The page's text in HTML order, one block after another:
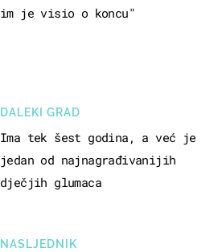
im je visio o koncu"
DALEKI GRAD
Ima tek šest godina, a već je
jedan od najnagrađivanijih
dječjih glumaca
NASLJEDNIK